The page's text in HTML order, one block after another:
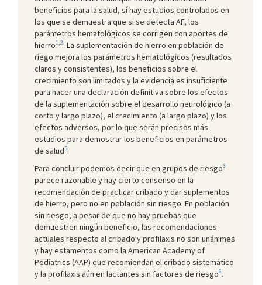
beneficios para la salud, sí hay estudios controlados en
los que se demuestra que si se detecta AF, los
parámetros hematológicos se corrigen con aportes de
hierro1,2. La suplementación de hierro en población de
riego mejora los parámetros hematológicos (resultados
claros y consistentes), los beneficios sobre el
crecimiento son limitados y la evidencia es insuficiente
para hacer una declaración definitiva sobre los efectos
de la suplementación sobre el desarrollo neurológico (a
corto y largo plazo), el crecimiento (a largo plazo) y los
efectos adversos, por lo que serán precisos más
estudios para demostrar los beneficios en parámetros
de salud5.
Para concluir podemos decir que en grupos de riesgo6
parece razonable y hay cierto consenso en la
recomendación de practicar cribado y dar suplementos
de hierro, pero no en población sin riesgo. En población
sin riesgo, a pesar de que no hay pruebas que
demuestren ningún beneficio, las recomendaciones
actuales respecto al cribado y profilaxis no son unánimes
y hay estamentos como la American Academy of
Pediatrics (AAP) que recomiendan el cribado sistemático
y la profilaxis aún en lactantes sin factores de riesgo6.